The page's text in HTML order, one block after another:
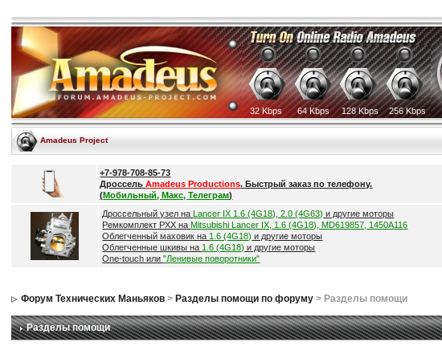
32 Kbps 64 Kbps 128 Kbps 256 Kbps
Amadeus Project
+7-978-708-85-73
ДроссельAmadeus Productions. Быстрый заказ по телефону.
(Мобильный, Макс, Телеграм)
Дроссельный узел на Lancer IX 1.6 (4G18), 2.0 (4G63) и другие моторы
Ремкомплект РХХ на Mitsubishi Lancer IX, 1.6 (4G18), MD619857, 1450A116
Облегченный маховик на 1.6 (4G18) и другие моторы
Облегченные шкивы на 1.6 (4G18) и другие моторы
One-touch или"Ленивые поворотники"
Форум Технических Маньяков > Разделы помощи по форуму > Разделы помощи
Разделы помощи